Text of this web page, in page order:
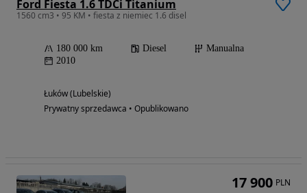
Ford Fiesta 1.6 TDCi Titanium
1560 cm3 • 95 KM • fiesta z niemiec 1.6 disel
180 000 km Diesel
Manualna
2010
Łuków (Lubelskie)
Prywatny sprzedawca • Opublikowano
17 900 PLN